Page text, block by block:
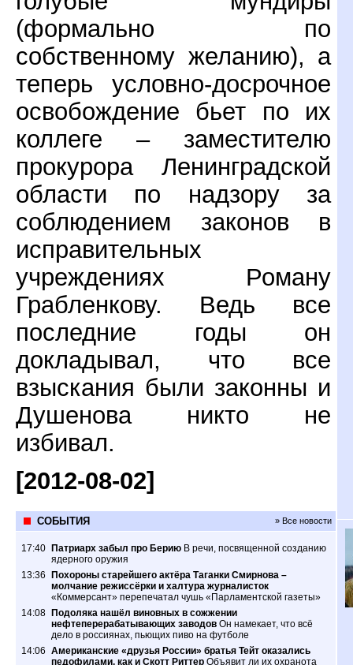
(формально по
собственному желанию), а
теперь условно-досрочное
освобождение бьет по их
коллеге – заместителю
прокурора Ленинградской
области по надзору за
соблюдением законов в
исправительных
учреждениях Роману
Грабленкову. Ведь все
последние годы он
докладывал, что все
взыскания были законны и
Душенова никто не
избивал.
[2012-08-02]
СОБЫТИЯ » Все новости
17:40 Патриарх забыл про Берию В речи, посвященной созданию
ядерного оружия
13:36 Похороны старейшего актёра Таганки Смирнова –
молчание режиссёрки и халтура журналисток
«Коммерсант» перепечатал чушь «Парламентской газеты»
14:08 Подоляка нашёл виновных в сожжении
нефтеперерабатывающих заводов Он намекает, что всё
дело в россиянах, пьющих пиво на футболе
14:06 Американские «друзья России» братья Тейт оказались
педофилами, как и Скотт Риттер Объявит ли их охранота